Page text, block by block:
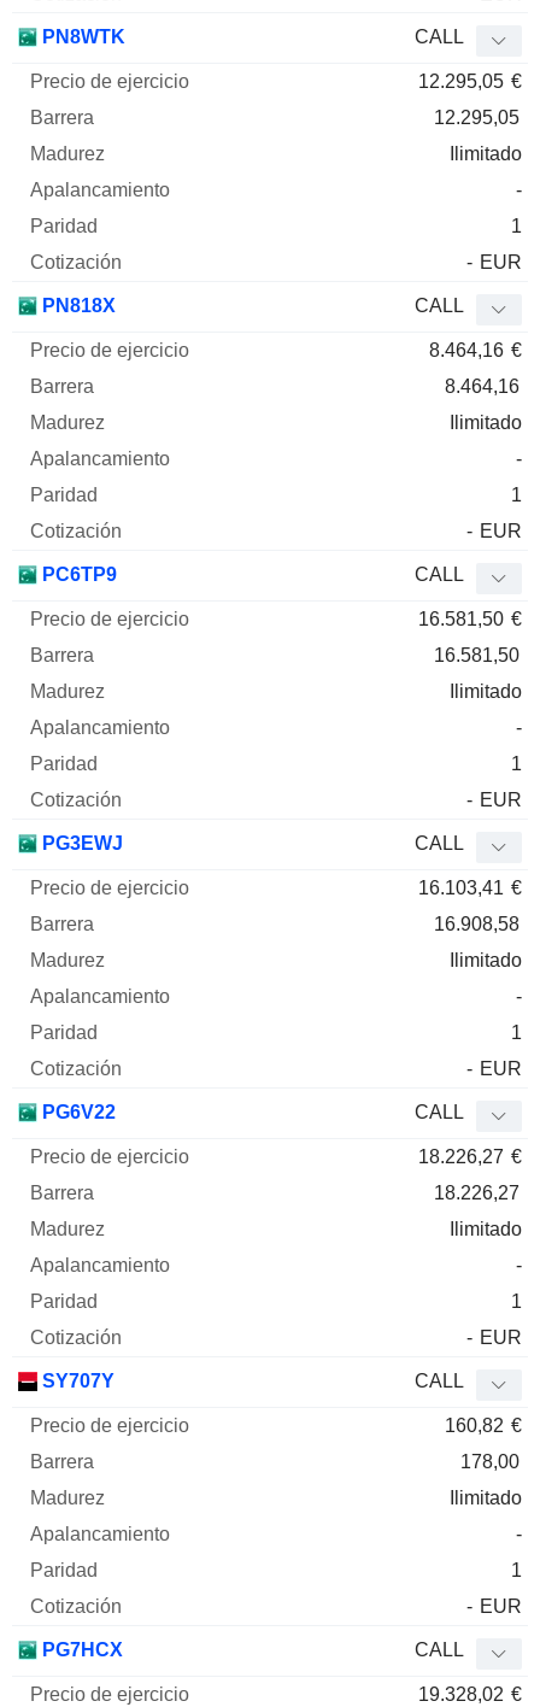
PN8WTK CALL
12.295,05 €
12.295,05
Ilimitado
-
1
- EUR
PN818X CALL
8.464,16 €
8.464,16
Ilimitado
-
1
- EUR
PC6TP9 CALL
16.581,50 €
16.581,50
Ilimitado
-
1
- EUR
PG3EWJ CALL
16.103,41 €
16.908,58
Ilimitado
-
1
- EUR
PG6V22 CALL
18.226,27 €
18.226,27
Ilimitado
-
1
- EUR
SY707Y CALL
160,82 €
178,00
Ilimitado
-
1
- EUR
PG7HCX CALL
19.328,02 €